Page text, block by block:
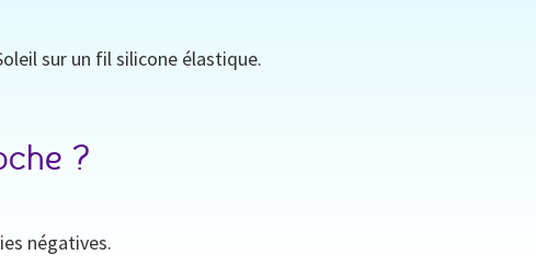
sur un fil silicone élastique.
?
négatives.